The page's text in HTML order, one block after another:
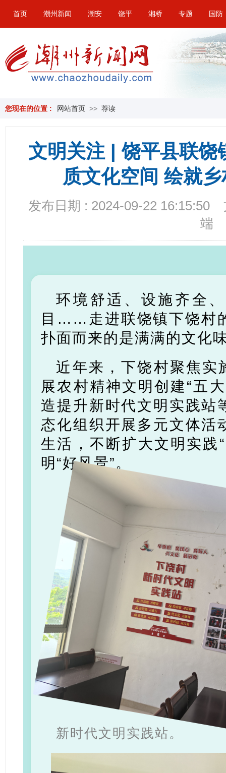
首页 潮州新闻 潮安 饶平 湘桥 专题 国防
您现在的位置 : 网站首页 >> 荐读
文明关注 | 饶平县联饶
质文化空间 绘就
发布日期 : 2024-09-22 16:15:50
端
环境舒适、设施齐全
目……走进联饶镇下饶村
扑面而来的是满满的文化
近年来，下饶村聚焦实
展农村精神文明创建“五
造提升新时代文明实践站
态化组织开展多元文体活
生活，不断扩大文明实践
明“好风景”。
新时代文明实践站。